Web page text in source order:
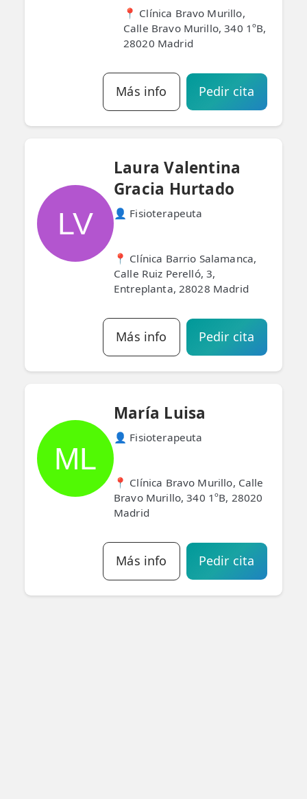
📍 Clínica Bravo Murillo,
Calle Bravo Murillo, 340 1ºB,
28020 Madrid
Más info Pedir cita
LV
Laura Valentina
Gracia Hurtado
👤 Fisioterapeuta
📍 Clínica Barrio Salamanca,
Calle Ruiz Perelló, 3,
Entreplanta, 28028 Madrid
Más info Pedir cita
ML
María Luisa
👤 Fisioterapeuta
📍 Clínica Bravo Murillo, Calle
Bravo Murillo, 340 1ºB, 28020
Madrid
Más info Pedir cita